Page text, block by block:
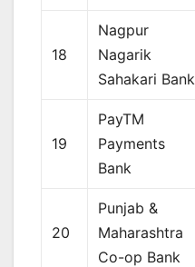
18
Nagpur
Nagarik
Sahakari Bank
19
PayTM
Payments
Bank
20
Punjab &
Maharashtra
Co-op Bank